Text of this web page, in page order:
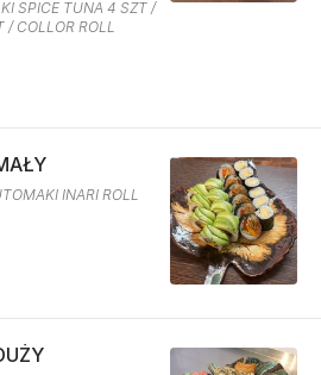
SPICE TUNA 4 SZT /
/ COLLOR ROLL
INARI ROLL